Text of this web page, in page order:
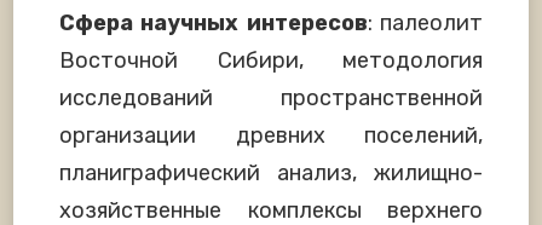
Сфера научных интересов: палеолит
Восточной Сибири, методология
исследований пространственной
организации древних поселений,
планиграфический анализ, жилищно-
хозяйственные комплексы верхнего